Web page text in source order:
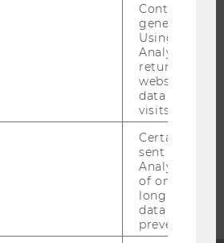
Contains a
generated
Using this
Analytics can
returning
website and
data from
visits.
Certain data
sent to
Analytics a
of once per
long as it is
data
prevented.